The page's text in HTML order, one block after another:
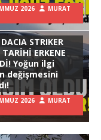
2026
MURAT
STRIKER
ERKENE
Yoğun ilgi
değişmesini
2026
MURAT